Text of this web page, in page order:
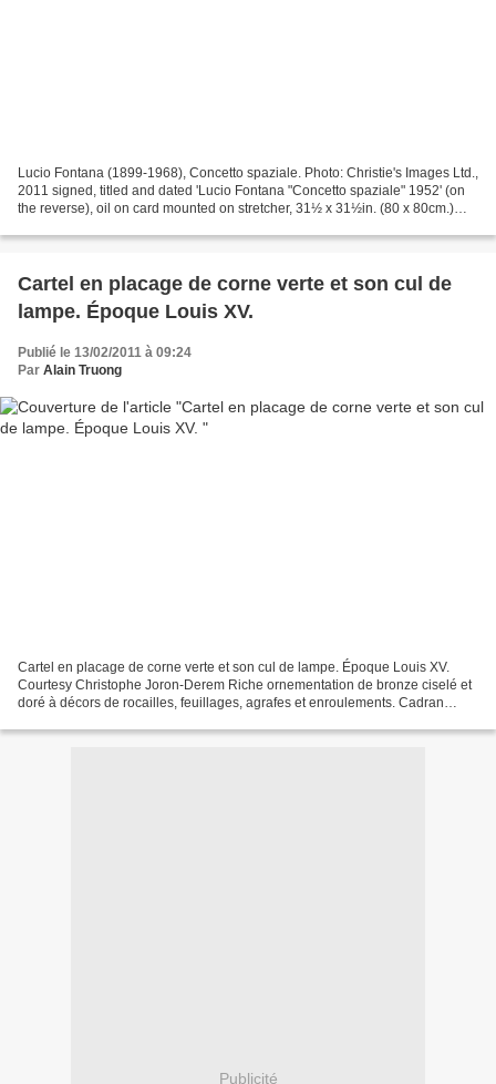
Lucio Fontana (1899-1968), Concetto spaziale. Photo: Christie's Images Ltd.,
2011 signed, titled and dated 'Lucio Fontana "Concetto spaziale" 1952' (on
the reverse), oil on card mounted on stretcher, 31½ x 31½in. (80 x 80cm.)
Cartel en placage de corne verte et son cul de
lampe. Époque Louis XV.
Publié le 13/02/2011 à 09:24
Par Alain Truong
Cartel en placage de corne verte et son cul de lampe. Époque Louis XV.
Courtesy Christophe Joron-Derem Riche ornementation de bronze ciselé et
doré à décors de rocailles, feuillages, agrafes et enroulements. Cadran
Publicité